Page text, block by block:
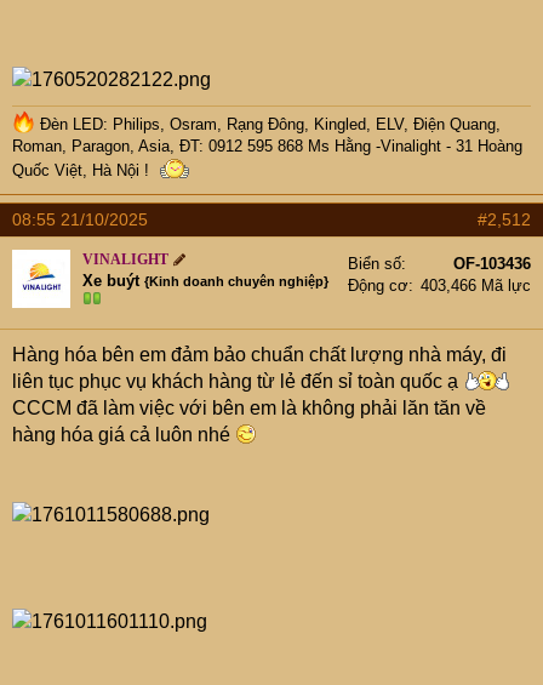
Đèn LED: Philips, Osram, Rạng Đông, Kingled, ELV, Điện Quang,
Roman, Paragon, Asia, ĐT: 0912 595 868 Ms Hằng -Vinalight - 31 Hoàng
Quốc Việt, Hà Nội !
08:55 21/10/2025 #2,512
VINALIGHT
Xe buýt {Kinh doanh chuyên nghiệp}
Biển số
OF-103436
Động cơ
403,466 Mã lực
Hàng hóa bên em đảm bảo chuẩn chất lượng nhà máy, đi
liên tục phục vụ khách hàng từ lẻ đến sỉ toàn quốc ạ
CCCM đã làm việc với bên em là không phải lăn tăn về
hàng hóa giá cả luôn nhé